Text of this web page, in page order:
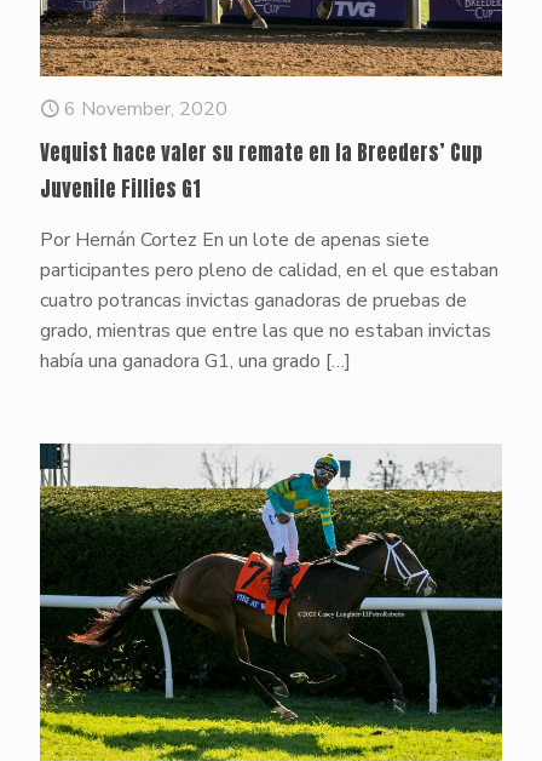
6 November, 2020
Vequist hace valer su remate en la Breeders’ Cup
Juvenile Fillies G1
Por Hernán Cortez En un lote de apenas siete
participantes pero pleno de calidad, en el que estaban
cuatro potrancas invictas ganadoras de pruebas de
grado, mientras que entre las que no estaban invictas
había una ganadora G1, una grado […]